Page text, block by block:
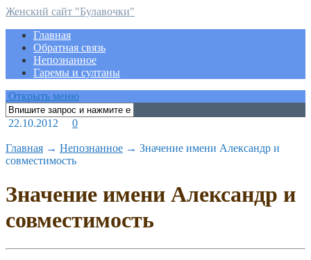
Женский сайт "Булавочки"
Главная
Обратная связь
Непознанное
Гаремы и султаны
Открыть меню
22.10.2012 0
Главная → Непознанное → Значение имени Александр и
совместимость
Значение имени Александр и
совместимость